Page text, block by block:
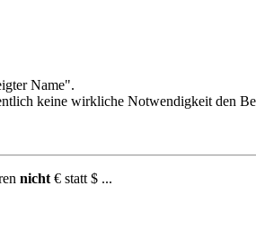
Name".
keine wirkliche Notwendigkeit den
nicht € statt $ ...